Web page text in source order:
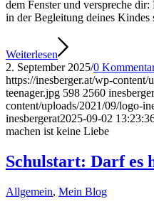
dem Fenster und verspreche
in der Begleitung deines Kindes
Weiterlesen
2. September 2025/0
https://inesberger.at/wp-
teenager.jpg 598 2560
content/uploads/2021/09/logo-
inesbergerat2025-09-02
machen ist keine Liebe
Schulstart: Darf es
Allgemein, Mein Blog